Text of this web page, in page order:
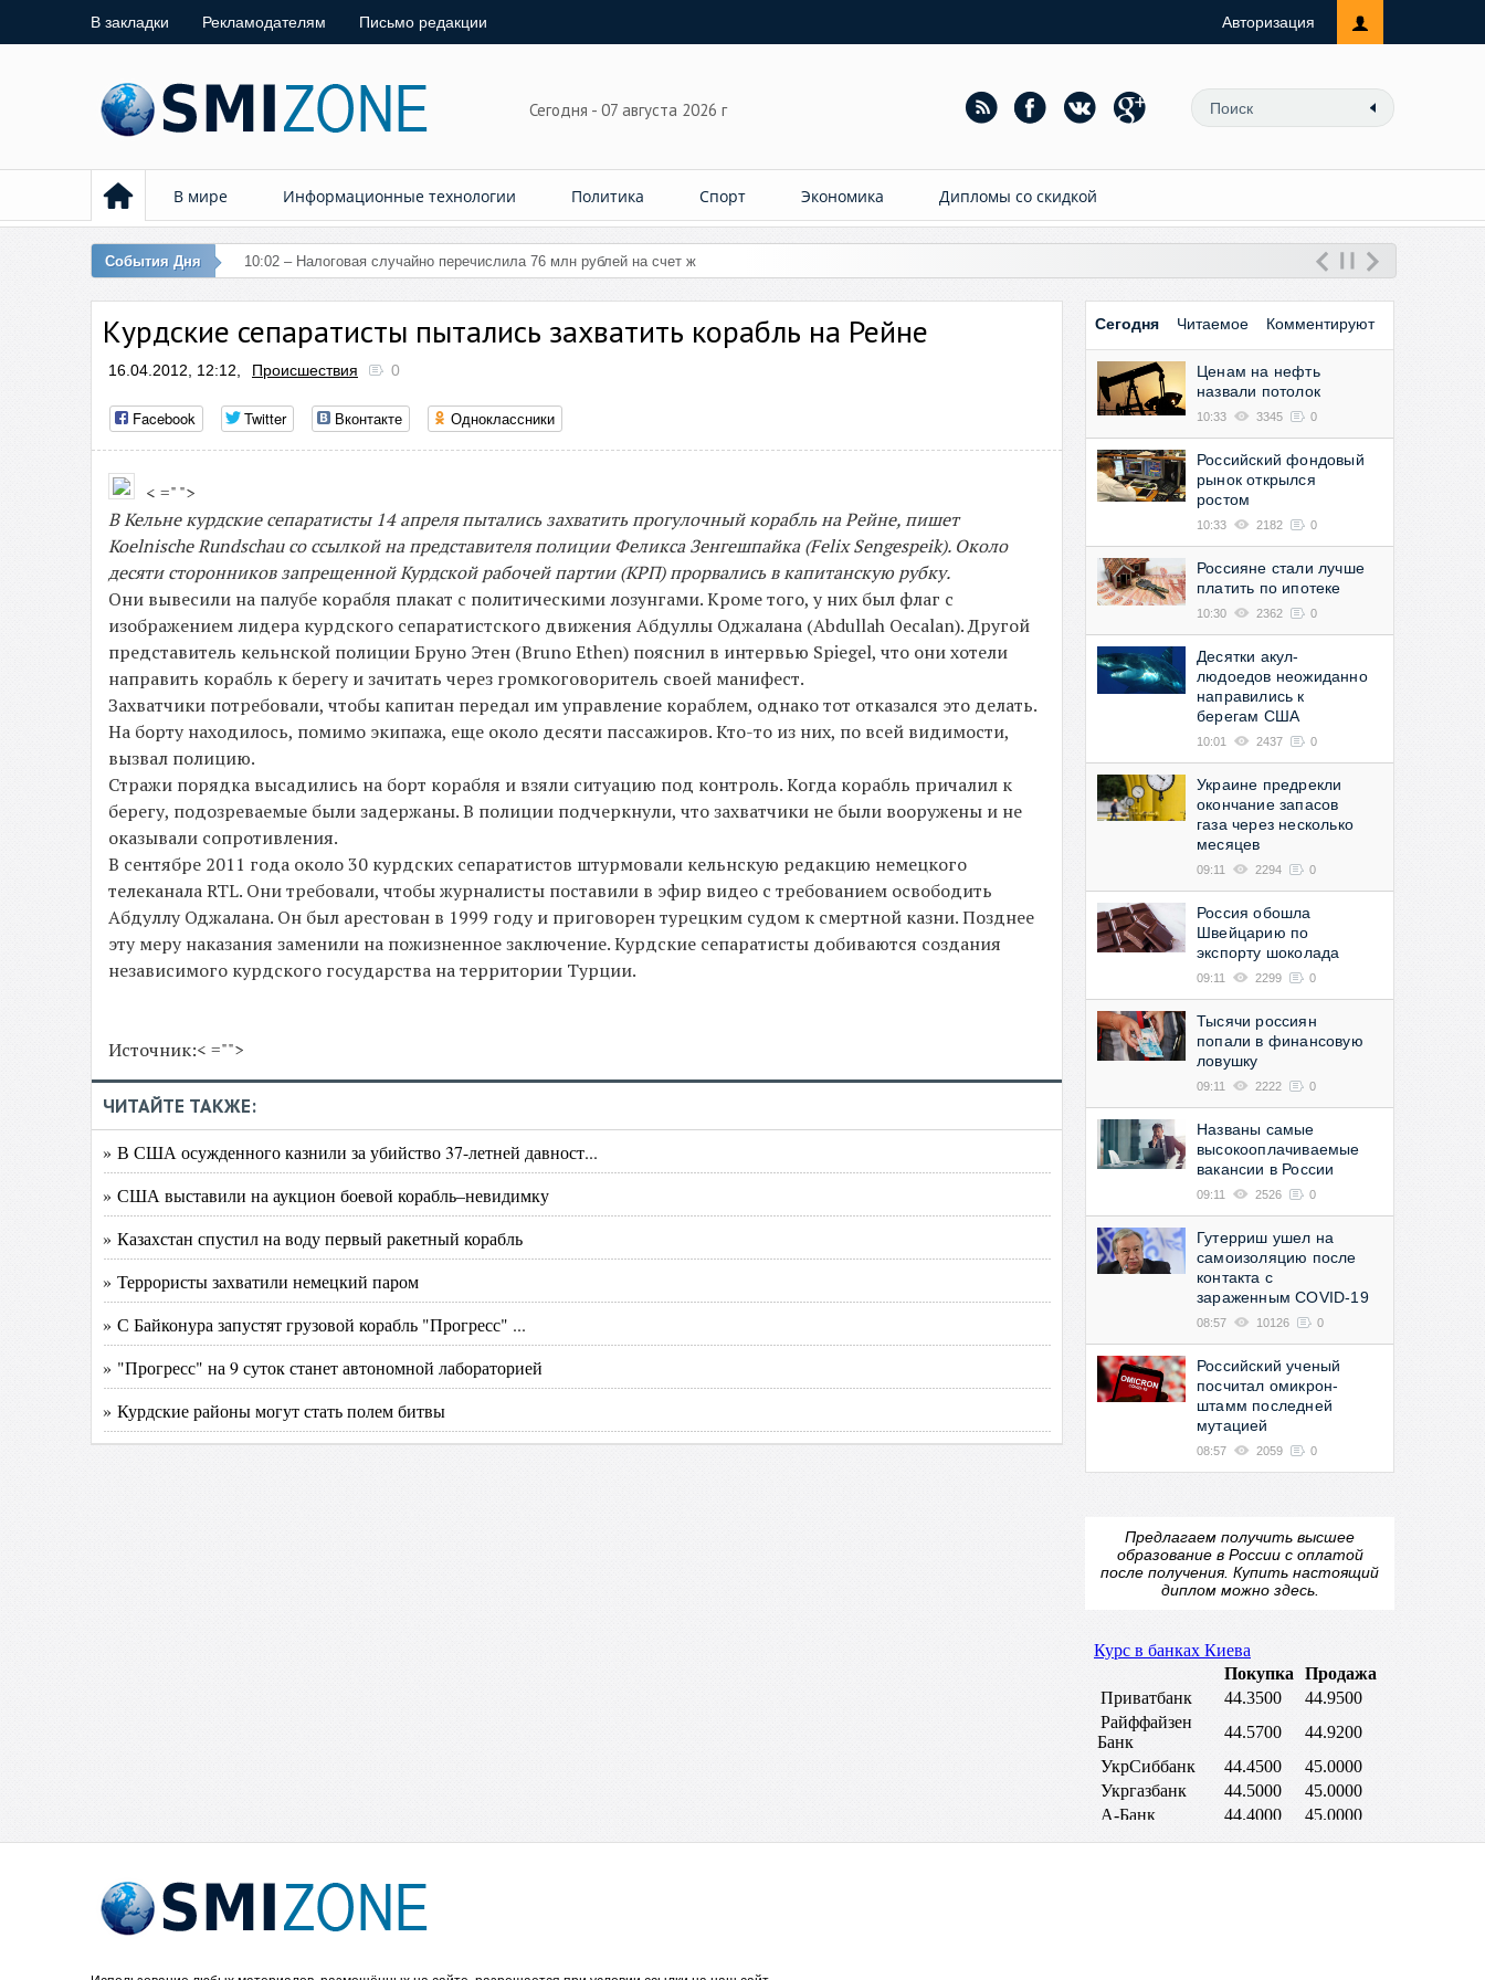
В закладки Рекламодателям Письмо редакции Авторизация
Сегодня - 07 августа 2026 г
В мире Информационные технологии Политика Спорт Экономика Дипломы со скидкой
События Дня 10:02 – Налоговая случайно перечислила 76 млн рублей на счет женщины
Курдские сепаратисты пытались захватить корабль на Рейне
16.04.2012, 12:12, Происшествия 0
Facebook Twitter Вконтакте Одноклассники
< =" ">
В Кельне курдские сепаратисты 14 апреля пытались захватить прогулочный корабль на Рейне, пишет
Koelnische Rundschau со ссылкой на представителя полиции Феликса Зенгешпайка (Felix Sengespeik). Около
десяти сторонников запрещенной Курдской рабочей партии (КРП) прорвались в капитанскую рубку.
Они вывесили на палубе корабля плакат с политическими лозунгами. Кроме того, у них был флаг с
изображением лидера курдского сепаратистского движения Абдуллы Оджалана (Abdullah Oecalan). Другой
представитель кельнской полиции Бруно Этен (Bruno Ethen) пояснил в интервью Spiegel, что они хотели
направить корабль к берегу и зачитать через громкоговоритель своей манифест.
Захватчики потребовали, чтобы капитан передал им управление кораблем, однако тот отказался это делать.
На борту находилось, помимо экипажа, еще около десяти пассажиров. Кто-то из них, по всей видимости,
вызвал полицию.
Стражи порядка высадились на борт корабля и взяли ситуацию под контроль. Когда корабль причалил к
берегу, подозреваемые были задержаны. В полиции подчеркнули, что захватчики не были вооружены и не
оказывали сопротивления.
В сентябре 2011 года около 30 курдских сепаратистов штурмовали кельнскую редакцию немецкого
телеканала RTL. Они требовали, чтобы журналисты поставили в эфир видео с требованием освободить
Абдуллу Оджалана. Он был арестован в 1999 году и приговорен турецким судом к смертной казни. Позднее
эту меру наказания заменили на пожизненное заключение. Курдские сепаратисты добиваются создания
независимого курдского государства на территории Турции.
Источник:< ="">
ЧИТАЙТЕ ТАКЖЕ:
» В США осужденного казнили за убийство 37-летней давност...
» США выставили на аукцион боевой корабль–невидимку
» Казахстан спустил на воду первый ракетный корабль
» Террористы захватили немецкий паром
» С Байконура запустят грузовой корабль "Прогресс" ...
» "Прогресс" на 9 суток станет автономной лабораторией
» Курдские районы могут стать полем битвы
Сегодня Читаемое Комментируют
Ценам на нефть
назвали потолок
10:33 3345 0
Российский фондовый
рынок открылся
ростом
10:33 2182 0
Россияне стали лучше
платить по ипотеке
10:30 2362 0
Десятки акул-
людоедов неожиданно
направились к
берегам США
10:01 2437 0
Украине предрекли
окончание запасов
газа через несколько
месяцев
09:11 2294 0
Россия обошла
Швейцарию по
экспорту шоколада
09:11 2299 0
Тысячи россиян
попали в финансовую
ловушку
09:11 2222 0
Названы самые
высокооплачиваемые
вакансии в России
09:11 2526 0
Гутерриш ушел на
самоизоляцию после
контакта с
зараженным COVID-19
08:57 10126 0
Российский ученый
посчитал омикрон-
штамм последней
мутацией
08:57 2059 0
Предлагаем получить высшее
образование в России с оплатой
после получения. Купить настоящий
дипломможно здесь.